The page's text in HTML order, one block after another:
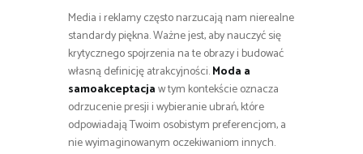
Media i reklamy często narzucają nam nierealne
standardy piękna. Ważne jest, aby nauczyć się
krytycznego spojrzenia na te obrazy i budować
własną definicję atrakcyjności.Moda a
samoakceptacjaw tym kontekście oznacza
odrzucenie presji i wybieranie ubrań, które
odpowiadają Twoim osobistym preferencjom, a
nie wyimaginowanym oczekiwaniom innych.